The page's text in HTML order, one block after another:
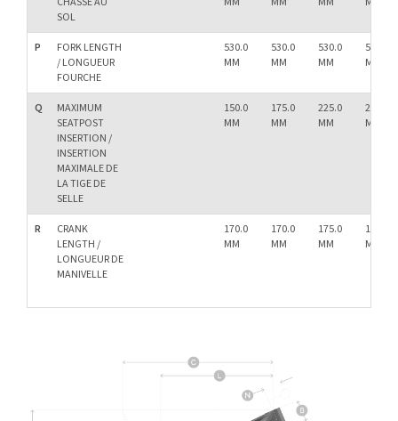
SOL
P
FORK LENGTH
/ LONGUEUR
FOURCHE
530.0
MM
530.0
MM
530.0
MM
530.0
MM
Q
MAXIMUM
SEATPOST
INSERTION /
INSERTION
MAXIMALE DE
LA TIGE DE
SELLE
150.0
MM
175.0
MM
225.0
MM
275.0
MM
R
CRANK
LENGTH /
LONGUEUR DE
MANIVELLE
170.0
MM
170.0
MM
175.0
MM
175.0
MM